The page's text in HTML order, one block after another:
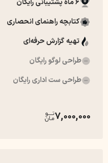
6 ماه پشتیبانی رایگان
کتابچه راهنمای انحصاری
تهیه گزارش حرفه‌ای
طراحی لوگو رایگان
طراحی ست اداری رایگان
7,000,000